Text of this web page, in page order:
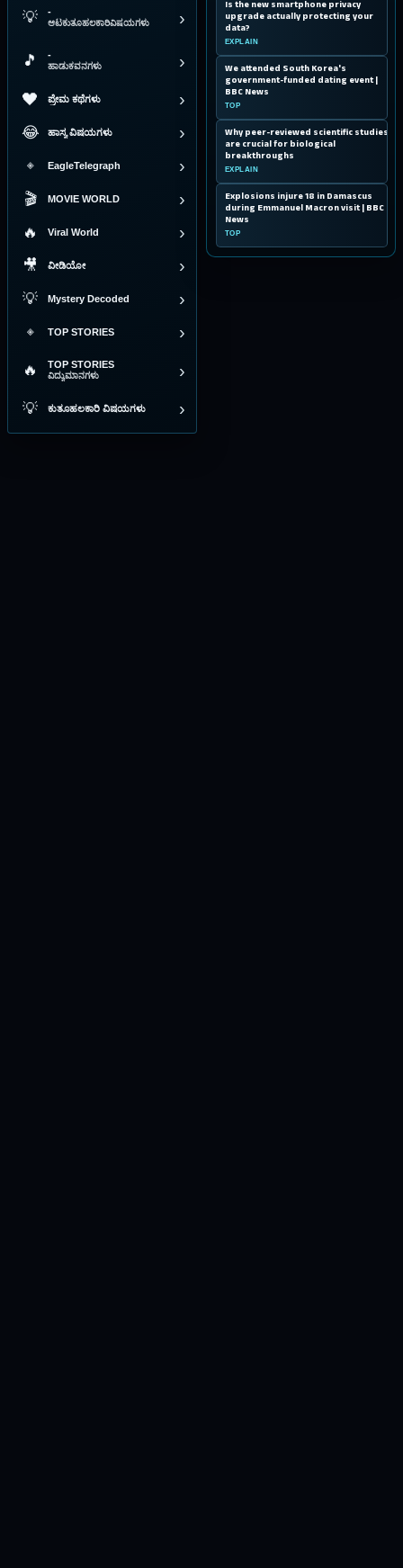
💡 -
ಆಟಕುತೂಹಲಕಾರಿವಿಷಯಗಳು ›
🎵 -
ಹಾಡುಕವನಗಳು ›
❤ ಪ್ರೇಮ ಕಥೆಗಳು ›
😂 ಹಾಸ್ಯ ವಿಷಯಗಳು ›
◈ EagleTelegraph ›
🎬 MOVIE WORLD ›
🔥 Viral World ›
🎥 ವೀಡಿಯೋ ›
💡 Mystery Decoded ›
◈ TOP STORIES ›
🔥 TOP STORIES
ವಿದ್ಯುಮಾನಗಳು ›
💡 ಕುತೂಹಲಕಾರಿ ವಿಷಯಗಳು ›
07
Is the new smartphone privacy
upgrade actually protecting your
data?
EXPLAIN
08
We attended South Korea's
government-funded dating event |
BBC News
TOP
09
Why peer-reviewed scientific studies
are crucial for biological
breakthroughs
EXPLAIN
10
Explosions injure 18 in Damascus
during Emmanuel Macron visit | BBC
News
TOP